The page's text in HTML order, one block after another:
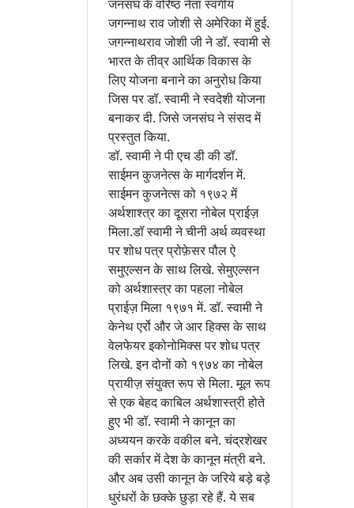
जनसंघ के वरिष्ठ नेता स्वर्गीय
जगन्नाथ राव जोशी से अमेरिका में हुई.
जगन्नाथराव जोशी जी ने डॉ. स्वामी से
भारत के तीव्र आर्थिक विकास के
लिए योजना बनाने का अनुरोध किया
जिस पर डॉ. स्वामी ने स्वदेशी योजना
बनाकर दी. जिसे जनसंघ ने संसद में
प्रस्तुत किया.
डॉ. स्वामी ने पी एच डी की डॉ.
साईमन कुजनेत्स के मार्गदर्शन में.
साईमन कुजनेत्स को १९७२ में
अर्थशाश्त्र का दूसरा नोबेल प्राईज़
मिला.डॉ स्वामी ने चीनी अर्थ व्यवस्था
पर शोध पत्र प्रोफ़ेसर पौल ऐ
समुएल्सन के साथ लिखे. सेमुएल्सन
को अर्थशास्त्र का पहला नोबेल
प्राईज़ मिला १९७१ में. डॉ. स्वामी ने
केनेथ एर्रो और जे आर हिक्स के साथ
वेलफेयर इकोनोमिक्स पर शोध पत्र
लिखे. इन दोनों को १९७४ का नोबेल
प्रायीज़ संयुक्त रूप से मिला. मूल रूप
से एक बेहद काबिल अर्थशास्त्री होते
हुए भी डॉ. स्वामी ने कानून का
अध्ययन करके वकील बने. चंद्रशेखर
की सर्कार में देश के कानून मंत्री बने.
और अब उसी कानून के जरिये बड़े बड़े
धुरंधरों के छक्के छुड़ा रहे हैं. ये सब